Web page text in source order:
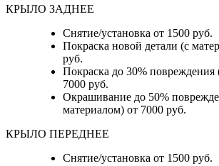
КРЫЛО ЗАДНЕЕ
Снятие/установка от 1500 руб.
Покраска новой детали (с
руб.
Покраска до 30% повреждения
7000 руб.
Окрашивание до 50%
материалом) от 7000 руб.
КРЫЛО ПЕРЕДНЕЕ
Снятие/установка от 1500 руб.